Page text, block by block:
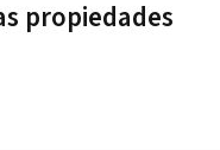
propiedades